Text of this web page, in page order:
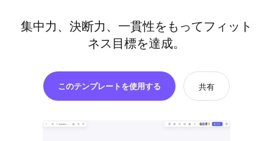
Presenti AI
ソリューション
集中力、決断力、一貫性をもってフィット
ネス目標を達成。
このテンプレートを使用する 共有